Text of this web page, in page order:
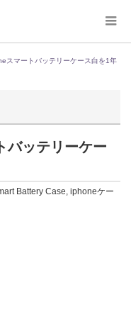
スマートバッテリーケース白を1年
バッテリーケー
Battery Case, iphoneケー